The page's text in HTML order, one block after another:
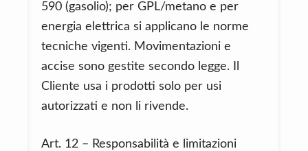
590 (gasolio); per GPL/metano e per
energia elettrica si applicano le norme
tecniche vigenti. Movimentazioni e
accise sono gestite secondo legge. Il
Cliente usa i prodotti solo per usi
autorizzati e non li rivende.
Art. 12 – Responsabilità e limitazioni